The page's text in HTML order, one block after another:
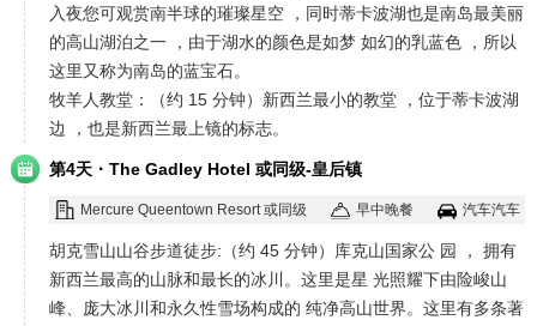
入夜您可观赏南半球的璀璨星空 ，同时蒂卡波湖也是南岛最美丽
的高山湖泊之一 ，由于湖水的颜色是如梦 如幻的乳蓝色 ，所以
这里又称为南岛的蓝宝石。
牧羊人教堂：（约 15 分钟）新西兰最小的教堂 ，位于蒂卡波湖
边 ，也是新西兰最上镜的标志。
第4天 · The Gadley Hotel 或同级-皇后镇
Mercure Queentown Resort 或同级 早中晚餐 汽车汽车
胡克雪山山谷步道徒步:（约 45 分钟）库克山国家公 园 ， 拥有
新西兰最高的山脉和最长的冰川。这里是星 光照耀下由险峻山
峰、庞大冰川和永久性雪场构成的 纯净高山世界。这里有多条著